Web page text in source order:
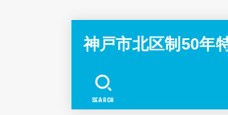
神戸市北区制50年
SEARCH